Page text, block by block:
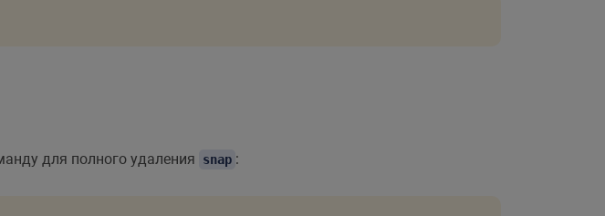
для полного удаления snap :